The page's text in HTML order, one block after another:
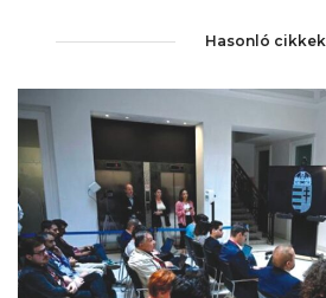
Hasonló cikkek